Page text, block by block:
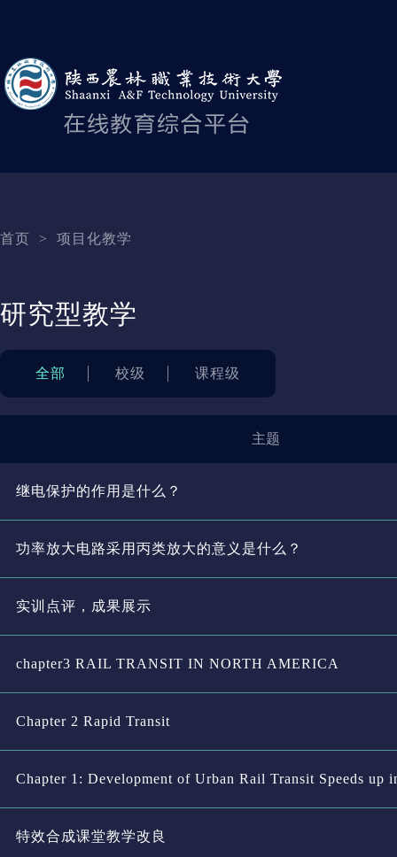
首页 > 项目化教学
研究型教学
全部 校级 课程级
主题
继电保护的作用是什么？
功率放大电路采用丙类放大的意义是什么？
实训点评，成果展示
chapter3 RAIL TRANSIT IN NORTH AMERICA
Chapter 2 Rapid Transit
Chapter 1: Development of Urban Rail Transit Speeds up
特效合成课堂教学改良